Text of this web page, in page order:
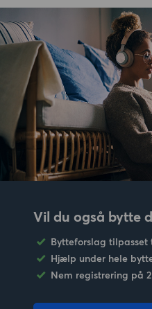
Vil du også bytte
Bytteforslag tilpasset
Hjælp under hele
Nem registrering på